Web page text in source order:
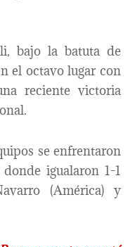
bajo la batuta de
el octavo lugar con
reciente victoria
se enfrentaron
igualaron 1-1
(América) y